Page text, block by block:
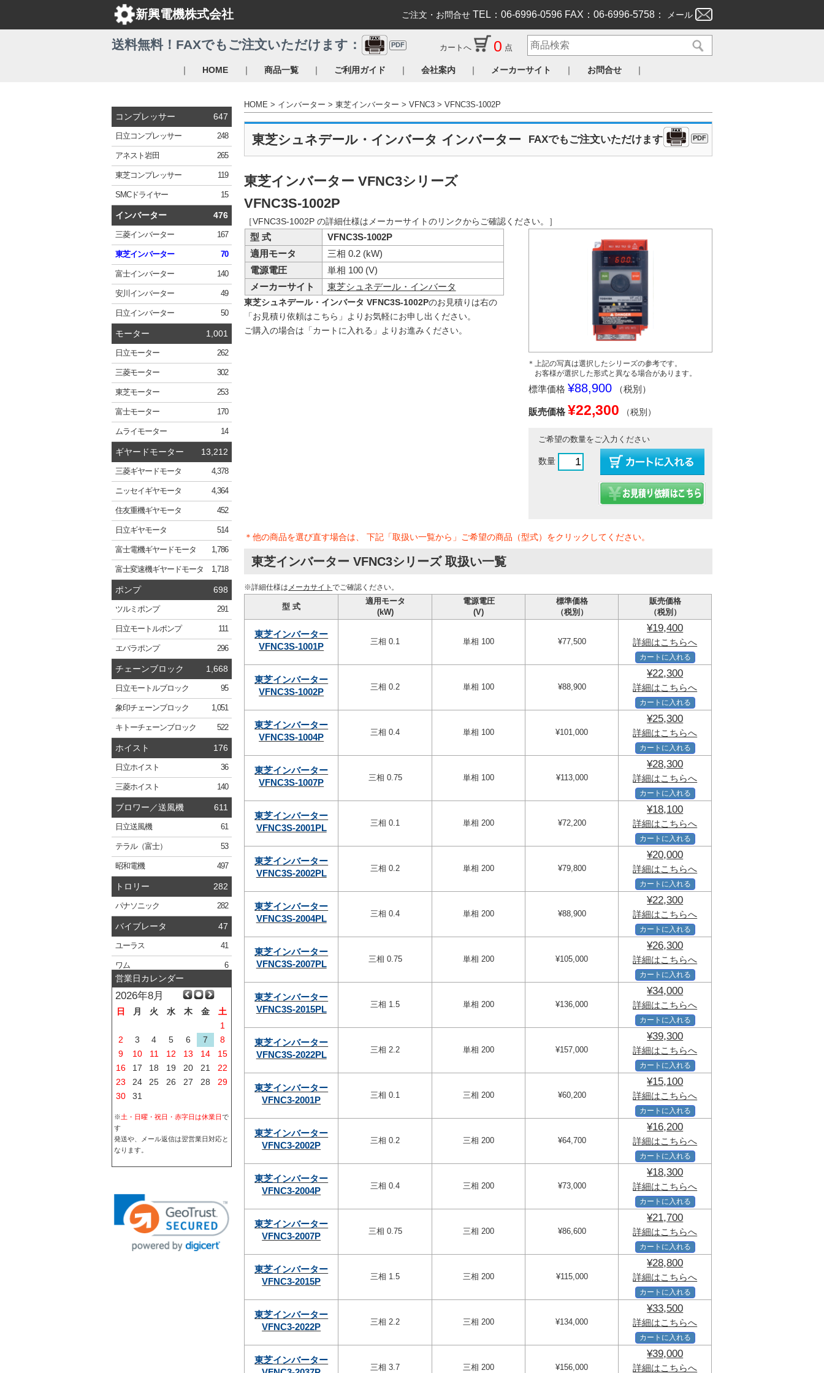
新興電機株式会社 ご注文・お問合せ TEL：06-6996-0596 FAX：06-6996-5758： メール
｜ HOME ｜ 商品一覧 ｜ ご利用ガイド ｜ 会社案内 ｜ メーカーサイト ｜ お問合せ ｜
コンプレッサー 647
日立コンプレッサー 248
アネスト岩田 265
東芝コンプレッサー 119
SMCドライヤー 15
インバーター 476
三菱インバーター 167
東芝インバーター 70
富士インバーター 140
安川 インバーター 49
日立インバーター 50
モーター 1,001
日立モーター 262
三菱モーター 302
東芝モーター 253
富士モーター 170
ムライモーター 14
ギヤードモーター 13,212
三菱ギヤードモータ 4,378
ニッセイギヤモータ 4,364
住友重機ギヤモータ 452
日立ギヤモータ 514
富士電機ギヤードモータ 1,786
富士変速機ギヤードモータ 1,718
ポンプ 698
ツルミ ポンプ 291
日立モートルポンプ 111
エバラポンプ 296
チェーンブロック 1,668
日立モートルブロック 95
象印チェーンブロック 1,051
キトーチェーンブロック 522
ホイスト 176
日立ホイスト 36
三菱ホイスト 140
ブロワー／送風機 611
日立送風機 61
テラル（富士） 53
昭和電機 497
トロリー 282
パナソニック 282
バイブレータ 47
ユーラス 41
ワム 6
営業日カレンダー
2026年8月
日 月 火 水 木 金
土
1
2
3 4 5 6 7
8
9
10 11 12 13 14
15
16
17 18 19 20 21
22
23
24 25 26 27 28
29
30
31
※土・日曜・祝日・赤字日は休業日で
す
発送や、メール返信は翌営業日対応と
なります。
送料無料！FAXでもご注文いただけます： PDF カートへ 0 点
HOME インバーター 東芝インバーター VFNC3 VFNC3S-1002P
東芝シュネデール・インバータ インバーター FAXでもご注文いただけます PDF
東芝インバーター VFNC3シリーズ
VFNC3S-1002P
［VFNC3S-1002P の詳細仕様はメーカーサイトのリンクからご確認ください。］
＊上記の写真は選択したシリーズの参考です。
お客様が選択した形式と異なる場合があります。
標準価格 ¥88,900 （税別）
販売価格 ¥22,300 （税別）
ご希望の数量をご入力ください
数量
型 式
VFNC3S-1002P
適用モータ
三相 0.2 (kW)
電源電圧
単相 100 (V)
メーカーサイト
東芝シュネデール・インバータ
東芝シュネデール・インバータ VFNC3S-1002Pのお見積りは右の
「お見積り依頼はこちら」よりお気軽にお申し出ください。
ご購入の場合は「カートに入れる」よりお進みください。
＊他の商品を選び直す場合は、 下記「取扱い一覧から」ご希望の商品（型式）をクリックしてください。
東芝インバーター VFNC3シリーズ 取扱い一覧
※詳細仕様は メーカサイトでご確認ください。
型 式
適用モータ
(kW)
電源電圧
(V)
標準価格
（税別）
販売価格
（税別）
東芝インバーター
VFNC3S-1001P
三相 0.1 単相 100 ¥77,500
¥19,400
詳細はこちらへ
カートに入れる
東芝インバーター
VFNC3S-1002P
三相 0.2 単相 100 ¥88,900
¥22,300
詳細はこちらへ
カートに入れる
東芝インバーター
VFNC3S-1004P
三相 0.4 単相 100 ¥101,000
¥25,300
詳細はこちらへ
カートに入れる
東芝インバーター
VFNC3S-1007P
三相 0.75 単相 100 ¥113,000
¥28,300
詳細はこちらへ
カートに入れる
東芝インバーター
VFNC3S-2001PL
三相 0.1 単相 200 ¥72,200
¥18,100
詳細はこちらへ
カートに入れる
東芝インバーター
VFNC3S-2002PL
三相 0.2 単相 200 ¥79,800
¥20,000
詳細はこちらへ
カートに入れる
東芝インバーター
VFNC3S-2004PL
三相 0.4 単相 200 ¥88,900
¥22,300
詳細はこちらへ
カートに入れる
東芝インバーター
VFNC3S-2007PL
三相 0.75 単相 200 ¥105,000
¥26,300
詳細はこちらへ
カートに入れる
東芝インバーター
VFNC3S-2015PL
三相 1.5 単相 200 ¥136,000
¥34,000
詳細はこちらへ
カートに入れる
東芝インバーター
VFNC3S-2022PL
三相 2.2 単相 200 ¥157,000
¥39,300
詳細はこちらへ
カートに入れる
東芝インバーター
VFNC3-2001P
三相 0.1 三相 200 ¥60,200
¥15,100
詳細はこちらへ
カートに入れる
東芝インバーター
VFNC3-2002P
三相 0.2 三相 200 ¥64,700
¥16,200
詳細はこちらへ
カートに入れる
東芝インバーター
VFNC3-2004P
三相 0.4 三相 200 ¥73,000
¥18,300
詳細はこちらへ
カートに入れる
東芝インバーター
VFNC3-2007P
三相 0.75 三相 200 ¥86,600
¥21,700
詳細はこちらへ
カートに入れる
東芝インバーター
VFNC3-2015P
三相 1.5 三相 200 ¥115,000
¥28,800
詳細はこちらへ
カートに入れる
東芝インバーター
VFNC3-2022P
三相 2.2 三相 200 ¥134,000
¥33,500
詳細はこちらへ
カートに入れる
東芝インバーター
三相 3.7 三相 200 ¥156,000
¥39,000
詳細はこちらへ